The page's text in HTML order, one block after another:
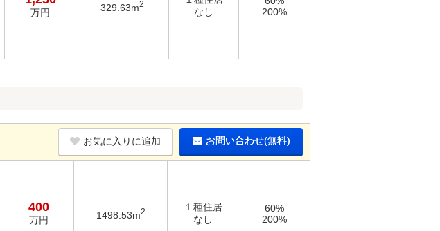
万円 329.63m2
なし
200%
お気に入りに追加 お問い合わせ(無料)
400
万円 1498.53m2
１種住居
なし
60%
200%